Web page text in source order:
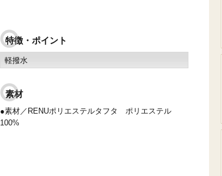
特徴・ポイント
軽撥水
素材
●素材／RENUポリエステルタフタ ポリエステル
100%